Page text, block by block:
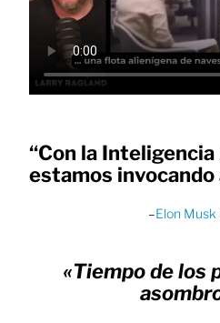
“Con la
estamos invocando
–Elon Musk
«Tiempo de los